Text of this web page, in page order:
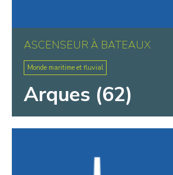
ASCENSEUR À BATEAUX
Monde maritime et fluvial
Arques (62)